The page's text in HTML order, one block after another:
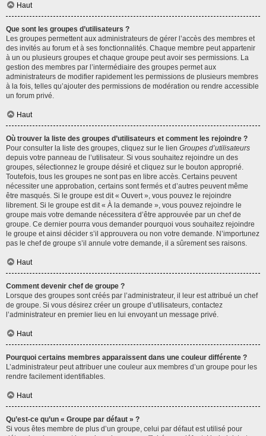
Haut
Que sont les groupes d’utilisateurs ?
Les groupes permettent aux administrateurs de gérer l’accès des membres et
des invités au forum et à ses fonctionnalités. Chaque membre peut appartenir
à un ou plusieurs groupes et chaque groupe peut avoir ses permissions. La
gestion des membres par l’intermédiaire des groupes permet aux
administrateurs de modifier rapidement les permissions de plusieurs membres
à la fois, telles qu’ajouter des permissions de modération ou rendre accessible
un forum privé.
Haut
Où trouver la liste des groupes d’utilisateurs et comment les rejoindre ?
Pour consulter la liste des groupes, cliquez sur le lien Groupes d’utilisateurs
depuis votre panneau de l’utilisateur. Si vous souhaitez rejoindre un des
groupes, sélectionnez le groupe désiré et cliquez sur le bouton approprié.
Toutefois, tous les groupes ne sont pas en libre accès. Certains peuvent
nécessiter une approbation, certains sont fermés et d’autres peuvent même
être masqués. Si le groupe est dit « Ouvert », vous pouvez le rejoindre
librement. Si le groupe est dit « À la demande », vous pouvez rejoindre le
groupe mais votre demande nécessitera d’être approuvée par un chef de
groupe. Ce dernier pourra vous demander pourquoi vous souhaitez rejoindre
le groupe et ainsi décider s’il approuvera ou non votre demande. N’importunez
pas le chef de groupe s’il annule votre demande, il a sûrement ses raisons.
Haut
Comment devenir chef de groupe ?
Lorsque des groupes sont créés par l’administrateur, il leur est attribué un chef
de groupe. Si vous désirez créer un groupe d’utilisateurs, contactez
l’administrateur en premier lieu en lui envoyant un message privé.
Haut
Pourquoi certains membres apparaissent dans une couleur différente ?
L’administrateur peut attribuer une couleur aux membres d’un groupe pour les
rendre facilement identifiables.
Haut
Qu’est-ce qu’un « Groupe par défaut » ?
Si vous êtes membre de plus d’un groupe, celui par défaut est utilisé pour